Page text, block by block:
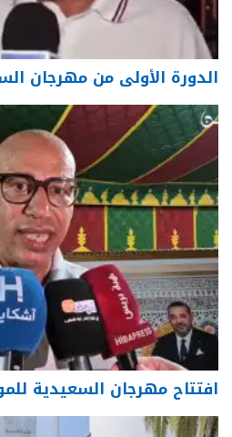
الدورة الأولى من مهرجان
افتتاح مهرجان السعيدية